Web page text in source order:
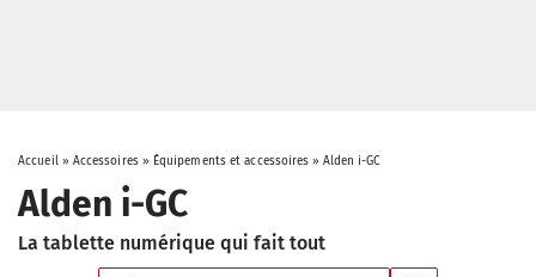
Accueil» Accessoires» Équipements et accessoires »Alden i-GC
Alden i-GC
La tablette numérique qui fait tout